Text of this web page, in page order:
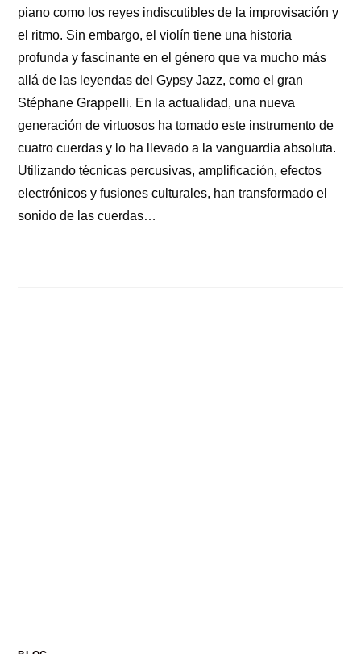
piano como los reyes indiscutibles de la improvisación y
el ritmo. Sin embargo, el violín tiene una historia
profunda y fascinante en el género que va mucho más
allá de las leyendas del Gypsy Jazz, como el gran
Stéphane Grappelli. En la actualidad, una nueva
generación de virtuosos ha tomado este instrumento de
cuatro cuerdas y lo ha llevado a la vanguardia absoluta.
Utilizando técnicas percusivas, amplificación, efectos
electrónicos y fusiones culturales, han transformado el
sonido de las cuerdas…